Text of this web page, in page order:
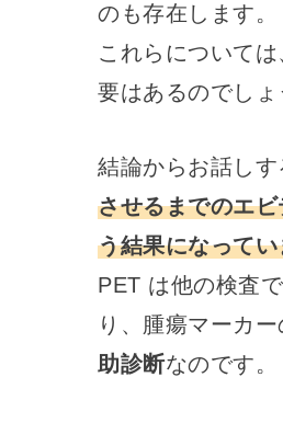
のも存在します。
これらについて
要はあるのでしょ
結論からお話しす
させるまでのエ
う結果になってい
PET は他の検査
り、腫瘍マーカ
助診断なのです。